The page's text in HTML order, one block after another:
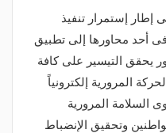
إطار إستمرار تنفيذ
فى أحد محاورها إلى تطبيق
يحقق التيسير على كافة
المرورية إلكترونياً
السلامة المرورية
وتحقيق الإنضباط